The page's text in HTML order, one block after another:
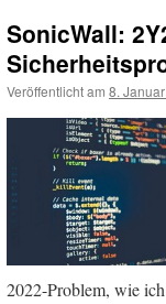
SonicWall:
Veröffentlicht am 8.
2022-Problem, wie